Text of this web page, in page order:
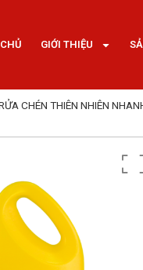
GIỚI THIỆU
CHÉN THIÊN NHIÊN